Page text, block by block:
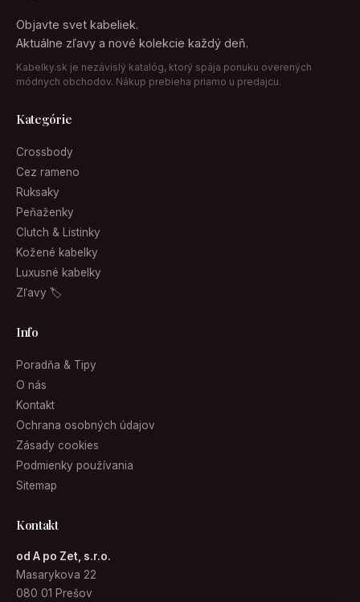
Objavte svet kabeliek.
Aktuálne zľavy a nové kolekcie každý deň.
Kabelky.sk je nezávislý katalóg, ktorý spája ponuku overených
módnych obchodov. Nákup prebieha priamo u predajcu.
Kategórie
Crossbody
Cez rameno
Ruksaky
Peňaženky
Clutch & Listinky
Kožené kabelky
Luxusné kabelky
Zľavy 🏷
Info
Poradňa & Tipy
O nás
Kontakt
Ochrana osobných údajov
Zásady cookies
Podmienky používania
Sitemap
Kontakt
od A po Zet, s.r.o.
Masarykova 22
080 01 Prešov